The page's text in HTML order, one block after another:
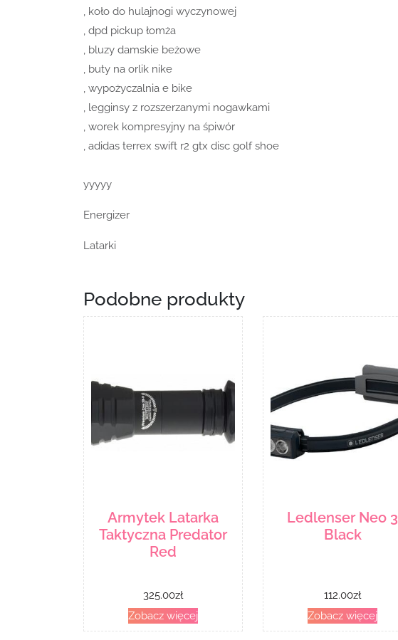
, koło do hulajnogi wyczynowej
, dpd pickup łomża
, bluzy damskie beżowe
, buty na orlik nike
, wypożyczalnia e bike
, legginsy z rozszerzanymi nogawkami
, worek kompresyjny na śpiwór
, adidas terrex swift r2 gtx disc golf shoe
yyyyy
Energizer
Latarki
Podobne produkty
Armytek Latarka
Taktyczna Predator
Red
325.00zł
Zobacz więcej
Ledlenser Neo 3
Black
112.00zł
Zobacz więcej